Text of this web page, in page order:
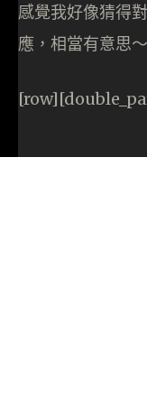
感覺我好像猜得
應，相當有意思～